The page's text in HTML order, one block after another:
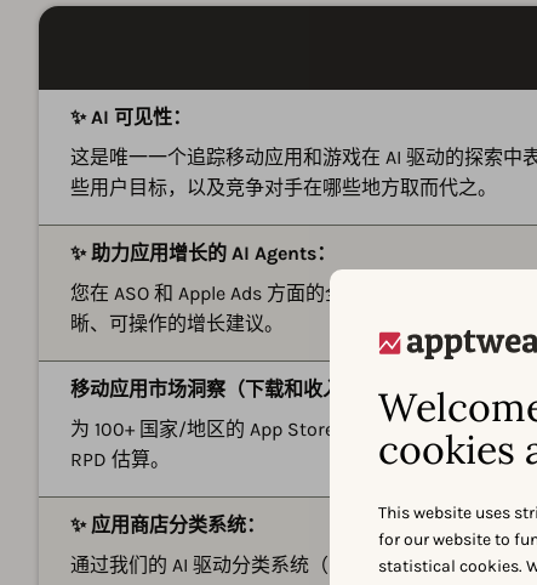
cookies
This website uses
for our website to
statistical cookies.
✨ AI 可见性：
这是唯一一个追踪移动应用和游戏在 AI 驱动的探索
些用户目标，以及竞争对手在哪些地方取而代之。
✨ 助力应用增长的 AI Agents：
您在 ASO 和 Apple Ads 方面的全天候战略家。向 AI
晰、可操作的增长建议。
移动应用市场洞察（下载和收入估算）：
为 100+ 国家/地区的 App Store 和 Google Play 上的应
RPD 估算。
✨ 应用商店分类系统：
通过我们的 AI 驱动分类系统（200+ 应用和游戏子类